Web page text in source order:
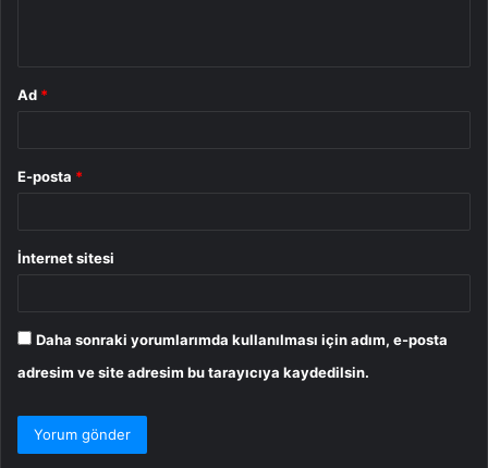
Ad *
E-posta *
İnternet sitesi
Daha sonraki yorumlarımda kullanılması için adım, e-posta
adresim ve site adresim bu tarayıcıya kaydedilsin.